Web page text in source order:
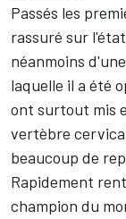
Passés les
rassuré sur
néanmoins
laquelle il a été
ont surtout mis
vertèbre
beaucoup de
Rapidement
champion du